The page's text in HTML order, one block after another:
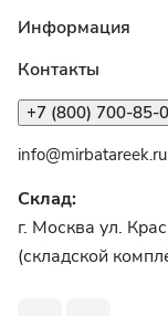
Информация
Контакты
+7 (800) 700-85-
info@mirbatareek.ru
Склад:
г. Москва ул.
(складской